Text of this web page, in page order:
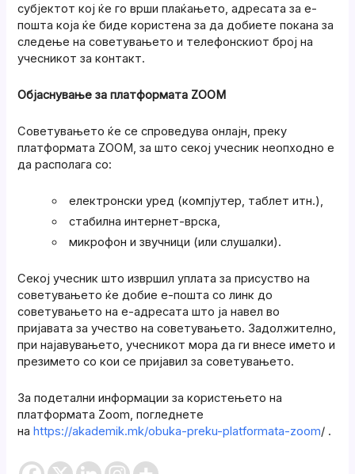
субјектот кој ќе го врши плаќањето, адресата за е-
пошта која ќе биде користена за да добиете покана за
следење на советувањето и телефонскиот број на
учесникот за контакт.
Објаснување за платформата ZOOM
Советувањето ќе се спроведува онлајн, преку
платформата ZOOM, за што секој учесник неопходно е
да располага со:
електронски уред (компјутер, таблет итн.),
стабилна интернет-врска,
микрофон и звучници (или слушалки).
Секој учесник што извршил уплата за присуство на
советувањето ќе добие е-пошта со линк до
советувањето на е-адресата што ја навел во
пријавата за учество на советувањето. Задолжително,
при најавувањето, учесникот мора да ги внесе името и
презимето со кои се пријавил за советувањето.
За подетални информации за користењето на
платформата Zoom, погледнете
наhttps://akademik.mk/obuka-preku-platformata-zoom/ .